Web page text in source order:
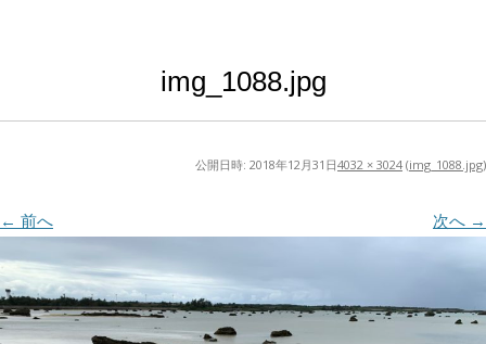
img_1088.jpg
公開日時: 2018年12月31日4032 × 3024 (img_1088.jpg)
← 前へ 次へ →